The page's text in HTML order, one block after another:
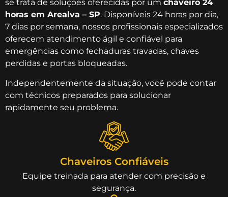
se trata de soluções oferecidas por um chaveiro 24
horas em Arealva – SP. Disponíveis 24 horas por dia,
7 dias por semana, nossos profissionais especializados
oferecem atendimento ágil e confiável para
emergências como fechaduras travadas, chaves
perdidas e portas bloqueadas.
Independentemente da situação, você pode contar
com técnicos preparados para solucionar
rapidamente seu problema.
Chaveiros Confiáveis
Equipe treinada para atender com precisão e
segurança.